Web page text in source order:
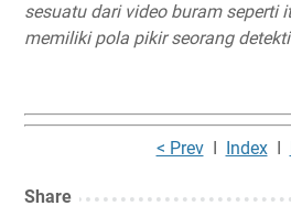
sesuatu dari video buram seperti
memiliki pola pikir seorang
< PrevI IndexI
Share